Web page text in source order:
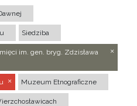
Siedziba
im. gen. bryg. Zdzisława
Muzeum Etnograficzne